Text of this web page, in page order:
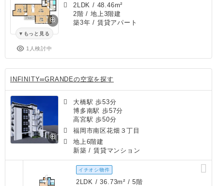
もっと見る
1人検討中
2LDK / 48.46m²
2階 / 地上3階建
築3年 / 賃貸アパート
INFINITY∞GRANDEの空室を探す
大橋駅 歩53分
博多南駅 歩57分
高宮駅 歩50分
福岡市南区花畑３丁目
地上6階建
新築 / 賃貸マンション
イチオシ物件
2LDK / 36.73m² / 5階